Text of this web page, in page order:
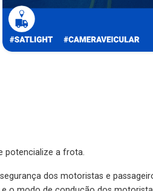
a frota.
dos motoristas e
e o modo de condução dos